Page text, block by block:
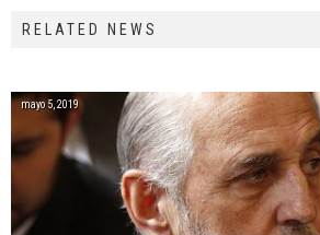
RELATED NEWS
mayo 5, 2019